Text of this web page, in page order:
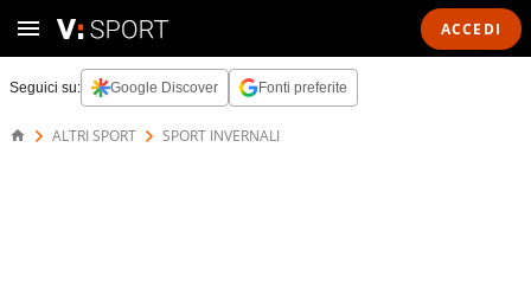
ACCEDI
Seguici su: Google Discover Fonti preferite
ALTRI SPORT SPORT INVERNALI